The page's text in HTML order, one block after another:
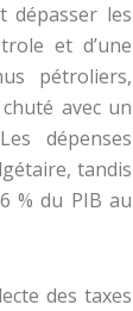
dépasser les
et d’une
pétroliers,
avec un
dépenses
tandis
% du PIB au
des taxes